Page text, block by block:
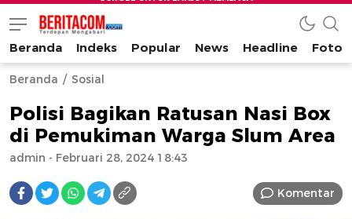
beritacom.com
bestnews
Beranda Indeks Popular News Headline Foto
Beranda Sosial
Polisi Bagikan Ratusan Nasi Box
di Pemukiman Warga Slum Area
admin - Februari 28, 2024 18:43
Komentar